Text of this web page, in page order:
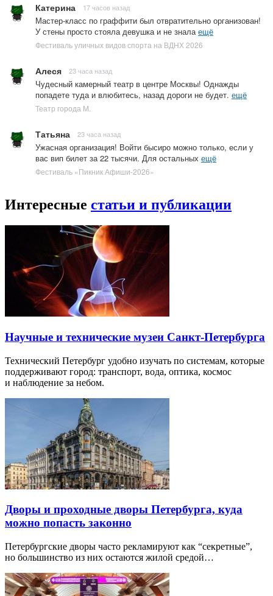
Катерина 17 часов назад
Мастер-класс по граффити был отвратительно организован!
У стены просто стояла девушка и не зналаещё
Фестиваль уличных видов спорта на ВДНХ 2026
Алеся 23 часа назад
Чудесный камерный театр в центре Москвы! Однажды
попадете туда и влюбитесь, назад дороги не будет. ещё
Театр города М.
Татьяна 23 часа назад
Ужасная организация! Войти бысиро можно только, если у
вас вип билет за 22 тысячи. Для остальных ещё
Фестиваль «Пикник Афиши-2026»
Интересные статьи и публикации
Научные и технические музеи Санкт-Петербурга
Технический Петербург удобно изучать по системам, которые
поддерживают город: транспорт, вода, оптика, космос
и наблюдение за небом.
Дворы и проходные дворы Петербурга, куда
можно попасть законно
Петербургские дворы часто рекламируют как “секретные”,
но большинство из них остаются жилой средой…